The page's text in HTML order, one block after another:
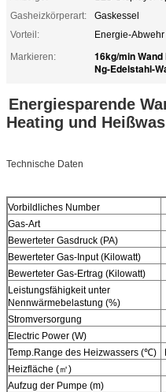
Gasheizkörperart:
Gaskessel
Vorteil:
Energie-Abwehr
Markieren:
16kg/min
Ng-Edelstahl-
Energiesparende
Heating und
Technische Daten
Vorbildliches Number
Gas-Art
Bewerteter Gasdruck (PA)
Bewerteter Gas-Input (Kilowatt)
Bewerteter Gas-Ertrag (Kilowatt)
Leistungsfähigkeit unter
Nennwärmebelastung (%)
Stromversorgung
Electric Power (W)
Temp.Range des Heizwassers (℃)
Heizfläche (㎡)
Aufzug der Pumpe (m)